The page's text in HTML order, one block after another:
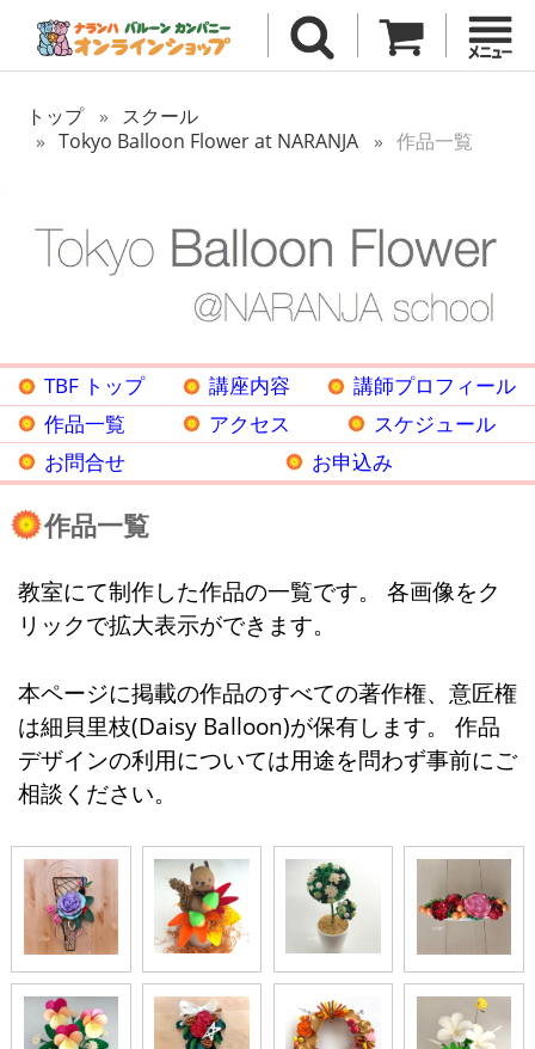
トップ
スクール
Tokyo Balloon Flower at NARANJA
作品一覧
TBF トップ 講座内容
講師プロフィール
作品一覧
アクセス
スケジュール
お問合せ
お申込み
作品一覧
教室にて制作した作品の一覧です。 各画像をク
リックで拡大表示ができます。
本ページに掲載の作品のすべての著作権、意匠権
は細貝里枝(Daisy Balloon)が保有します。 作品
デザインの利用については用途を問わず事前にご
相談ください。